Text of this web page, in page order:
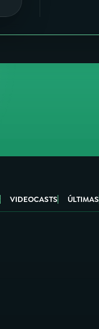
VIDEOCASTS ÚLTIMAS